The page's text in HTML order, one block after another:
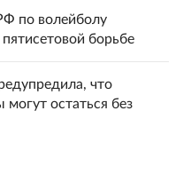
по волейболу
борьбе
что
могут остаться без